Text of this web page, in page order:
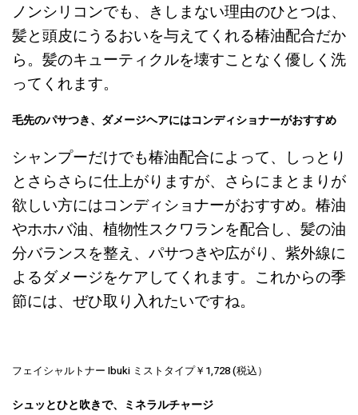
ノンシリコンでも、きしまない理由のひとつは、
髪と頭皮にうるおいを与えてくれる椿油配合だか
ら。髪のキューティクルを壊すことなく優しく洗
ってくれます。
毛先のパサつき、ダメージヘアにはコンディショナーがおすすめ
シャンプーだけでも椿油配合によって、しっとり
とさらさらに仕上がりますが、さらにまとまりが
欲しい方にはコンディショナーがおすすめ。椿油
やホホバ油、植物性スクワランを配合し、髪の油
分バランスを整え、パサつきや広がり、紫外線に
よるダメージをケアしてくれます。これからの季
節には、ぜひ取り入れたいですね。
フェイシャルトナー Ibuki ミストタイプ￥1,728 (税込）
シュッとひと吹きで、ミネラルチャージ